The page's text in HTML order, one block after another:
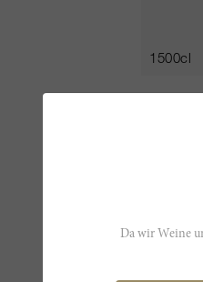
1500cl
Da wir Weine